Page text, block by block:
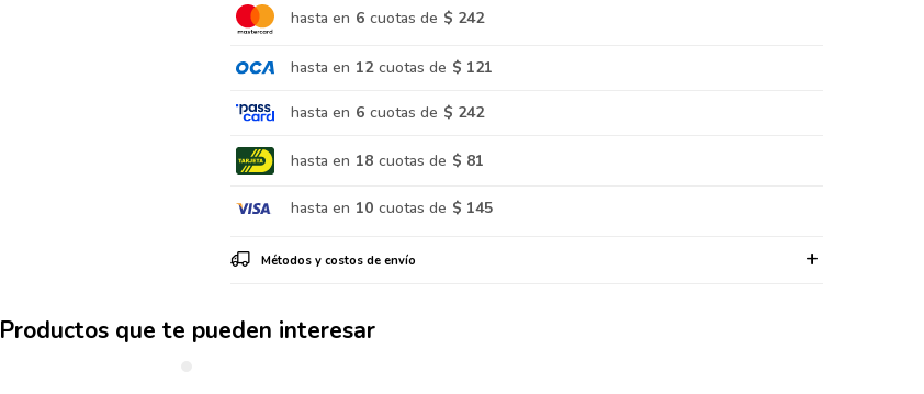
hasta en 6 cuotas de $ 242
hasta en 12 cuotas de $ 121
hasta en 6 cuotas de $ 242
hasta en 18 cuotas de $ 81
hasta en 10 cuotas de $ 145
Métodos y costos de envío
Productos que te pueden interesar